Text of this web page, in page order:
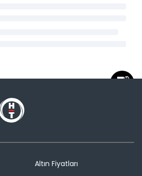
Altın Fiyatları